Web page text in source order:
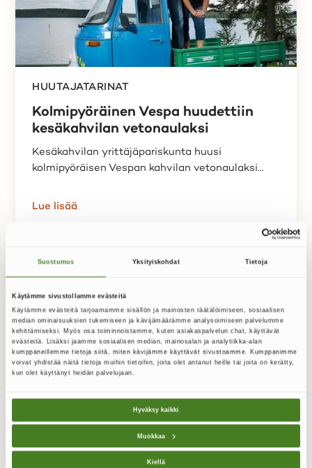
Suostumus Yksityiskohdat Tietoja
Käytämme sivustollamme evästeitä
Käytämme evästeitä tarjoamamme sisällön ja mainosten räätälöimiseen, sosiaalisen
median ominaisuuksien tukemiseen ja kävijämäärämme analysoimiseen palvelumme
kehittämiseksi. Myös osa toiminnoistamme, kuten asiakaspalvelun chat, käyttävät
evästeitä. Lisäksi jaamme sosiaalisen median, mainosalan ja analytiikka-alan
kumppaneillemme tietoja siitä, miten kävijämme käyttävät sivustoamme. Kumppanimme
voivat yhdistää näitä tietoja muihin tietoihin, joita olet antanut heille tai joita on kerätty,
kun olet käyttänyt heidän palvelujaan.
Hyväksy kaikki
Muokkaa
Kiellä
HUUTAJATARINAT
Kolmipyöräinen Vespa huudettiin
kesäkahvilan vetonaulaksi
Kesäkahvilan yrittäjäpariskunta huusi
kolmipyöräisen Vespan kahvilan vetonaulaksi...
Lue lisää